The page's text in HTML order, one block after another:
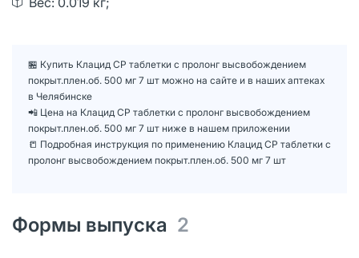
🏪 Купить Клацид СР таблетки с пролонг высвобождением
покрыт.плен.об. 500 мг 7 шт можно на сайте и в наших аптеках
в Челябинске
📲 Цена на Клацид СР таблетки с пролонг высвобождением
покрыт.плен.об. 500 мг 7 шт ниже в нашем приложении
📒 Подробная инструкция по применению Клацид СР таблетки с
пролонг высвобождением покрыт.плен.об. 500 мг 7 шт
Формы выпуска 2